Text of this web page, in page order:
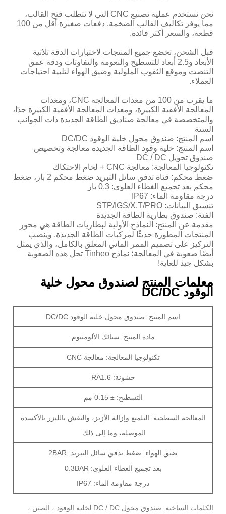
نحن نستخدم عملية تصنيع CNC التي لا تتطلب فتح القالب،
مما يوفر تكاليف القالب الضخمة. دفعات صغيرة أقل من 100
قطعة، والسعر أكثر فائدة.
قبل الشحن، تخضع جميع المنتجات لاختبارات الدقة ثلاثية
الأبعاد و2.5 أبعاد للتسطيح والنعومة والتفاوتات ودقة عمق
التنصت وموقع الثقوب الملولبة وضيق الهواء لتلبية احتياجات
العملاء.
ما يقرب من 100 من معدات المعالجة CNC، ومعدات
المعالجة الأفقية الكبيرة، ومعدات المعالجة الأفقية الكبيرة جدًا،
والمتخصصة في معالجة صناديق الطاقة الجديدة ذات الجوانب
الستة
اسم المنتج: صندوق محول خلية الوقود DC/DC
اسم المنتج: خلية وقود الطاقة الجديدة معالجة وتخصيص
صندوق تحويل DC / DC
تكنولوجيا المعالجة: معالجة CNC + لحام الاحتكاك
ضغط محكم: قناة تدفق سائل التبريد ضغط محكم 2 بار، ضغط
محكم بعد تجميع الغطاء العلوي: 0.3 بار
درجة مقاومة الماء: IP67
تنسيق البيانات: STP/IGS/X.T/PRO
الفئة: صندوق بطارية الطاقة الجديدة
مقدمة عن المنتج: النماذج الأولية لبطاريات الطاقة هي محور
المنتجات المطورة حديثًا لمركبات الطاقة الجديدة. وينصب
التركيز على تصميم الممر المائي المغلق بالكامل، والذي يمثل
أيضًا صعوبة في المعالجة؛ نماذج Tinheo تحل هذه الصعوبة
بشكل جيد للغاية!
معلمات المنتج لصندوق محول خلية
الوقود DC/DC
اسم المنتج: صندوق محول خلية الوقود DC/DC
مادة المنتج: سبائك الألومنيوم
تكنولوجيا المعالجة: معالجة CNC
خشونة: RA1.6
التسطيح: ± 0.15 مم
المعالجة السطحية: التلميع وإزالة الأزيز، والنقش بالليزر بالأكسدة
الموصلة، وما إلى ذلك.
ضيق الهواء: ضغط تدفق سائل التبريد: 2BAR
بعد تجميع الغطاء العلوي: 0.3BAR
درجة مقاومة الماء: IP67
الكلمات الساخنة: صندوق محول DC / DC لخلية الوقود ، الصين ،